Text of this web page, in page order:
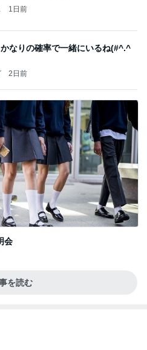
1日前
なりの確率で一緒にいるね(#^.^
2日前
会
を読む